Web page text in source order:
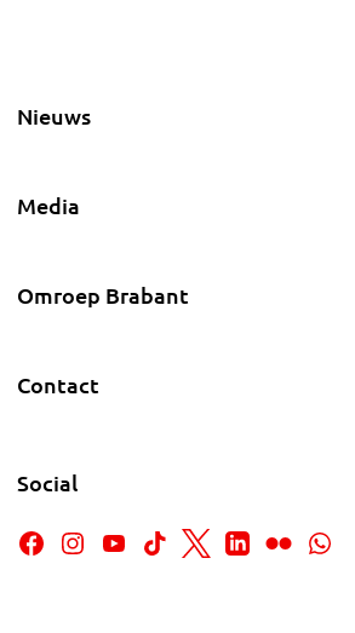
Nieuws
Media
Omroep Brabant
Contact
Social